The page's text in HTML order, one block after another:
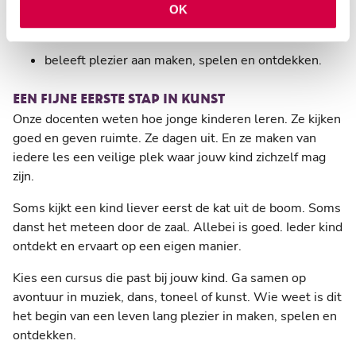
OK
krijgt meer vertrouwen in eigen ideeën;
beleeft plezier aan maken, spelen en ontdekken.
EEN FIJNE EERSTE STAP IN KUNST
Onze docenten weten hoe jonge kinderen leren. Ze kijken
goed en geven ruimte. Ze dagen uit. En ze maken van
iedere les een veilige plek waar jouw kind zichzelf mag
zijn.
Soms kijkt een kind liever eerst de kat uit de boom. Soms
danst het meteen door de zaal. Allebei is goed. Ieder kind
ontdekt en ervaart op een eigen manier.
Kies een cursus die past bij jouw kind. Ga samen op
avontuur in muziek, dans, toneel of kunst. Wie weet is dit
het begin van een leven lang plezier in maken, spelen en
ontdekken.